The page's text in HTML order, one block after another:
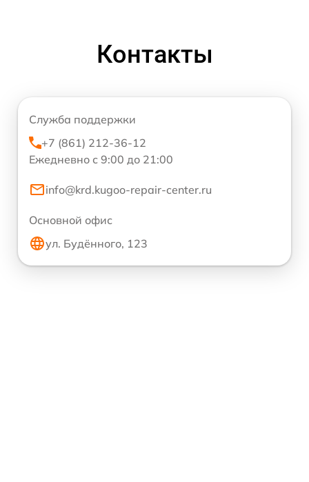
Контакты
Служба поддержки
+7 (861) 212-36-12
Ежедневно с 9:00 до 21:00
info@krd.kugoo-repair-center.ru
Основной офис
ул. Будённого, 123